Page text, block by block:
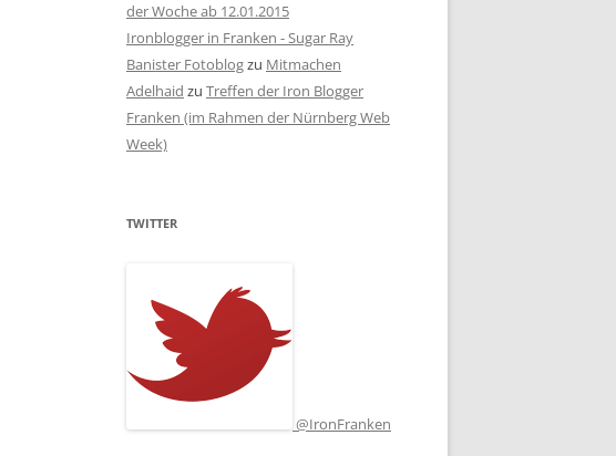
der Woche ab 12.01.2015
Ironblogger in Franken - Sugar Ray
Banister Fotoblogzu Mitmachen
Adelhaid zu Treffen der Iron Blogger
Franken (im Rahmen der Nürnberg Web
Week)
TWITTER
@IronFranken